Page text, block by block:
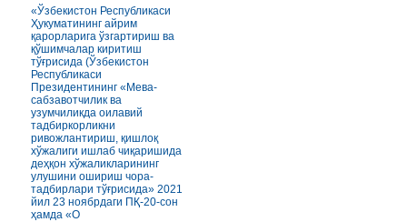
«Ўзбекистон Республикаси
Ҳукуматининг айрим
қарорларига ўзгартириш ва
қўшимчалар киритиш
тўғрисида (Ўзбекистон
Республикаси
Президентининг «Мева-
сабзавотчилик ва
узумчиликда оилавий
тадбиркорликни
ривожлантириш, қишлоқ
хўжалиги ишлаб чиқаришида
деҳқон хўжаликларининг
улушини ошириш чора-
тадбирлари тўғрисида» 2021
йил 23 ноябрдаги ПҚ-20-сон
ҳамда «О